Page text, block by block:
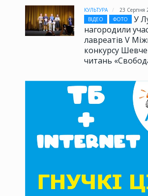
КУЛЬТУРА
23 Серпня
ВІДЕО
ФОТО
У
нагородили
лавреатів V
конкурсу
читань